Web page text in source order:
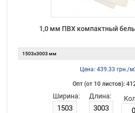
1,0 мм ПВХ компактный
Цена: 439.33 грн./
Опт (от 10 листов):
Ширина: Длина: